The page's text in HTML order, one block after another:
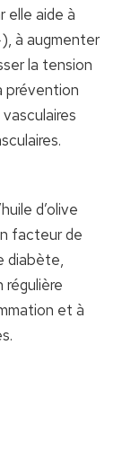
elle aide à
à augmenter
la tension
prévention
d’olive
facteur de
diabète,
régulière
et à